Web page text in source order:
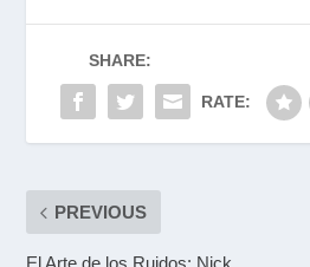
SHARE:
RATE:
PREVIOUS
El Arte de los Ruidos: Nick